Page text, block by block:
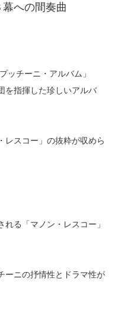
幕への間奏曲
ッチーニ・アルバム」
を指揮した珍しいアルバ
レスコー」の抜粋が収めら
る「マノン・レスコー」
ーニの抒情性とドラマ性が